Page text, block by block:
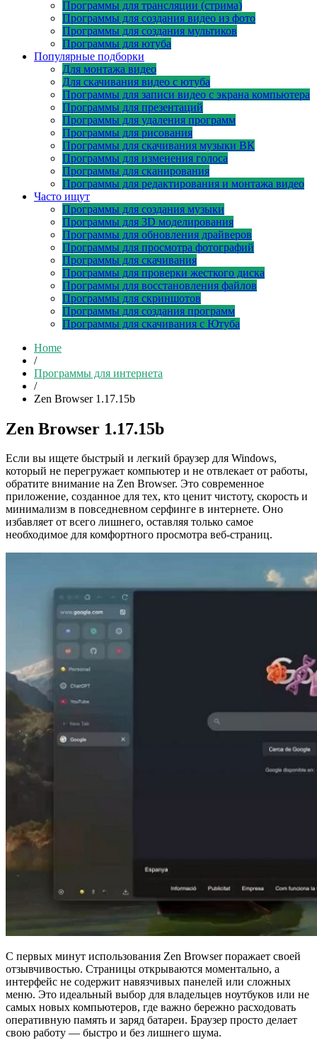
Программы для трансляции (стрима)
Программы для создания видео из фото
Программы для создания мультиков
Программы для ютуба
Популярные подборки
Для монтажа видео
Для скачивания видео с ютуба
Программы для записи видео с экрана компьютера
Программы для презентаций
Программы для удаления программ
Программы для рисования
Программы для скачивания музыки ВК
Программы для изменения голоса
Программы для сканирования
Программы для редактирования и монтажа видео
Часто ищут
Программы для создания музыки
Программы для 3D моделирования
Программы для обновления драйверов
Программы для просмотра фотографий
Программы для скачивания
Программы для проверки жесткого диска
Программы для восстановления файлов
Программы для скриншотов
Программы для создания программ
Программы для скачивания с Ютуба
Home
/
Программы для интернета
/
Zen Browser 1.17.15b
Zen Browser 1.17.15b
Если вы ищете быстрый и легкий браузер для Windows,
который не перегружает компьютер и не отвлекает от работы,
обратите внимание на Zen Browser. Это современное
приложение, созданное для тех, кто ценит чистоту, скорость и
минимализм в повседневном серфинге в интернете. Оно
избавляет от всего лишнего, оставляя только самое
необходимое для комфортного просмотра веб-страниц.
С первых минут использования Zen Browser поражает своей
отзывчивостью. Страницы открываются моментально, а
интерфейс не содержит навязчивых панелей или сложных
меню. Это идеальный выбор для владельцев ноутбуков или не
самых новых компьютеров, где важно бережно расходовать
оперативную память и заряд батареи. Браузер просто делает
свою работу — быстро и без лишнего шума.